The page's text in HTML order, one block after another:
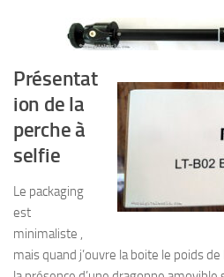
Présentat
ion de la
perche à
selfie
Le packaging
est
minimaliste ,
mais quand j’ouvre la boite le poids